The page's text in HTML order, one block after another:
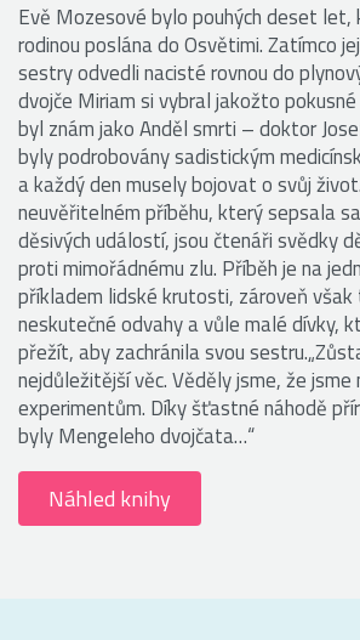
Evě Mozesové bylo pouhých deset let,
rodinou poslána do Osvětimi. Zatímco
sestry odvedli nacisté rovnou do
dvojče Miriam si vybral jakožto
byl znám jako Anděl smrti – doktor
byly podrobovány sadistickým
a každý den musely bojovat o svůj
neuvěřitelném příběhu, který sepsala
děsivých událostí, jsou čtenáři svědky
proti mimořádnému zlu. Příběh je na
příkladem lidské krutosti, zároveň
neskutečné odvahy a vůle malé dívky,
přežít, aby zachránila svou
nejdůležitější věc. Věděly jsme, že jsme
experimentům. Díky šťastné náhodě
byly Mengeleho dvojčata…“
Náhled knihy